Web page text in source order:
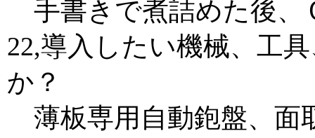
手書きで煮詰めた後、
22,導入したい機械、工
か？
薄板専用自動鉋盤、面